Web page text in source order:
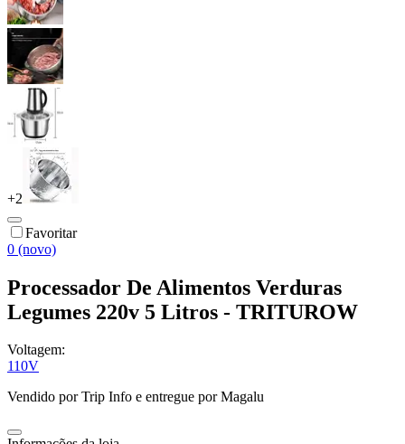
+2
Favoritar
0 (novo)
Processador De Alimentos Verduras
Legumes 220v 5 Litros - TRITUROW
Voltagem:
110V
Vendido porTrip Info e entregue por Magalu